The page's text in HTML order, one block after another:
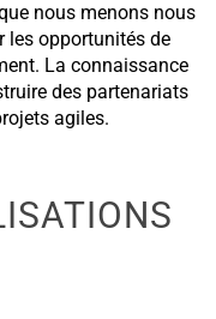
nous menons nous
les opportunités de
La connaissance
des partenariats
agiles.